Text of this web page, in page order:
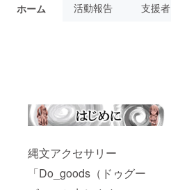
ホーム 活動報告 支援者
縄文アクセサリー
「Do_goods（ドゥグー